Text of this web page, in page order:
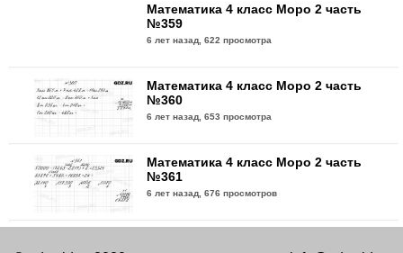
Математика 4 класс Моро 2 часть
№359
6 лет назад,622 просмотра
Математика 4 класс Моро 2 часть
№360
6 лет назад,653 просмотра
Математика 4 класс Моро 2 часть
№361
6 лет назад,676 просмотров